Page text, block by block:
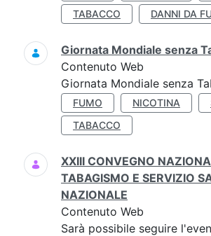
TABACCO
DANNI DA
Giornata Mondiale senza
Contenuto Web
Giornata Mondiale senza
FUMO NICOTINA
TABACCO
XXIII CONVEGNO
TABAGISMO E SERVIZIO
NAZIONALE
Contenuto Web
Sarà possibile seguire